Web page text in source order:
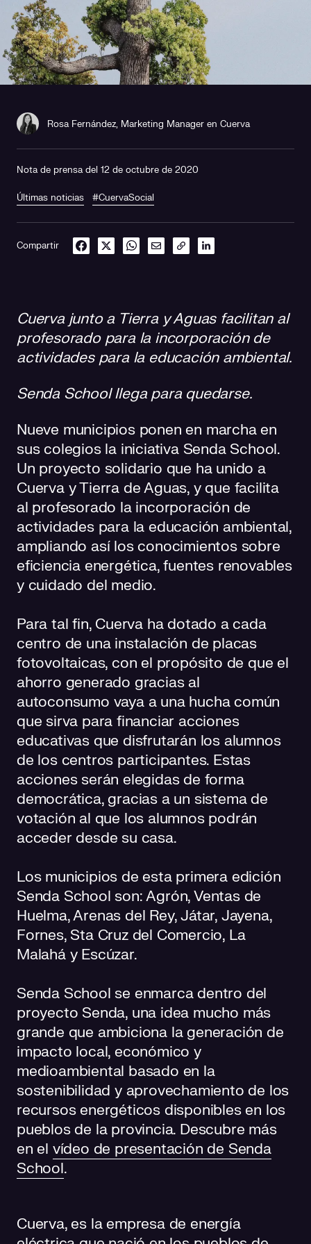
Rosa Fernández, Marketing Manager en Cuerva
Nota de prensa del 12 de octubre de 2020
Últimas noticias #CuervaSocial
Compartir
Cuerva junto a Tierra y Aguas facilitan al
profesorado para la incorporación de
actividades para la educación ambiental.
Senda School llega para quedarse.
Nueve municipios ponen en marcha en
sus colegios la iniciativa Senda School.
Un proyecto solidario que ha unido a
Cuerva y Tierra de Aguas, y que facilita
al profesorado la incorporación de
actividades para la educación ambiental,
ampliando así los conocimientos sobre
eficiencia energética, fuentes renovables
y cuidado del medio.
Para tal fin, Cuerva ha dotado a cada
centro de una instalación de placas
fotovoltaicas, con el propósito de que el
ahorro generado gracias al
autoconsumo vaya a una hucha común
que sirva para financiar acciones
educativas que disfrutarán los alumnos
de los centros participantes. Estas
acciones serán elegidas de forma
democrática, gracias a un sistema de
votación al que los alumnos podrán
acceder desde su casa.
Los municipios de esta primera edición
Senda School son: Agrón, Ventas de
Huelma, Arenas del Rey, Játar, Jayena,
Fornes, Sta Cruz del Comercio, La
Malahá y Escúzar.
Senda School se enmarca dentro del
proyecto Senda, una idea mucho más
grande que ambiciona la generación de
impacto local, económico y
medioambiental basado en la
sostenibilidad y aprovechamiento de los
recursos energéticos disponibles en los
pueblos de la provincia. Descubre más
en el vídeo de presentación de Senda
School.
Cuerva, es la empresa de energía